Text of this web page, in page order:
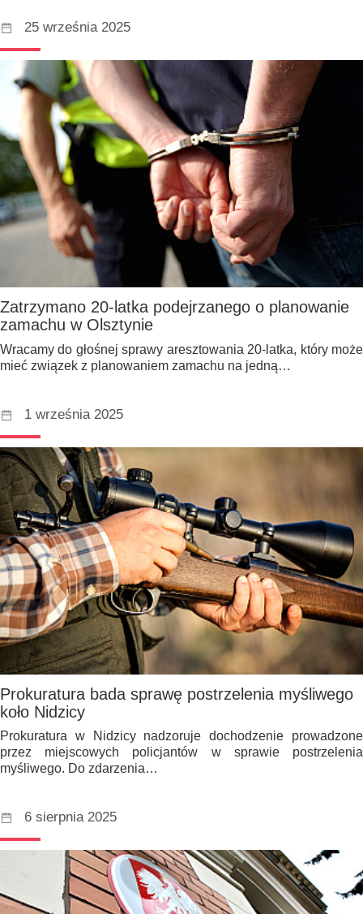
25 września 2025
Zatrzymano 20-latka podejrzanego o planowanie
zamachu w Olsztynie
Wracamy do głośnej sprawy aresztowania 20-latka, który może
mieć związek z planowaniem zamachu na jedną…
1 września 2025
Prokuratura bada sprawę postrzelenia myśliwego
koło Nidzicy
Prokuratura w Nidzicy nadzoruje dochodzenie prowadzone
przez miejscowych policjantów w sprawie postrzelenia
myśliwego. Do zdarzenia…
6 sierpnia 2025